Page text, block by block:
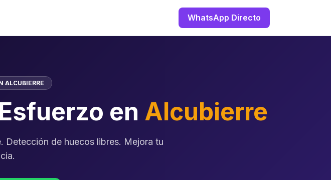
WhatsApp Directo
ALCUBIERRE
en Alcubierre
Detección de huecos libres. Mejora tu